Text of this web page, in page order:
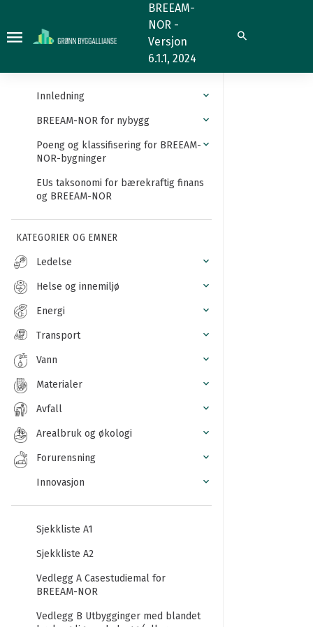
BREEAM-
NOR -
Versjon
6.1.1, 2024
Søk
Innledning
BREEAM-NOR for nybygg
Poeng og klassifisering for BREEAM-
NOR-bygninger
EUs taksonomi for bærekraftig finans
og BREEAM-NOR
KATEGORIER OG EMNER
Ledelse
Helse og innemiljø
Energi
Transport
Vann
Materialer
Avfall
Arealbruk og økologi
Forurensning
Innovasjon
Sjekkliste A1
Sjekkliste A2
Vedlegg A Casestudiemal for
BREEAM-NOR
Vedlegg B Utbygginger med blandet